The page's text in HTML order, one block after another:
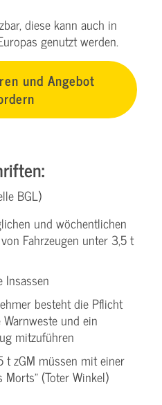
diese kann auch in
genutzt werden.
und Angebot
BGL)
und wöchentlichen
Fahrzeugen unter 3,5 t
besteht die Pflicht
und ein
mitzuführen
t zGM müssen mit einer
Morts” (Toter Winkel)